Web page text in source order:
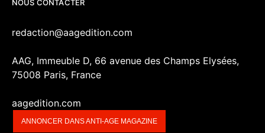
NOUS CONTACTER
redaction@aagedition.com
AAG, Immeuble D, 66 avenue des Champs Elysées,
75008 Paris, France
aagedition.com
ANNONCER DANS ANTI-AGE MAGAZINE